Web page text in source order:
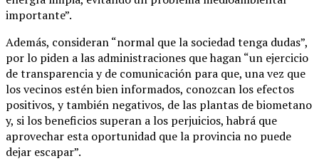
importante”.
Además, consideran “normal que la sociedad tenga dudas”,
por lo piden a las administraciones que hagan “un ejercicio
de transparencia y de comunicación para que, una vez que
los vecinos estén bien informados, conozcan los efectos
positivos, y también negativos, de las plantas de biometano
y, si los beneficios superan a los perjuicios, habrá que
aprovechar esta oportunidad que la provincia no puede
dejar escapar”.